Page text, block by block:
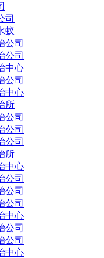
司
蚁
公司
公司
中心
公司
中心
所
公司
公司
公司
所
中心
公司
公司
公司
中心
公司
公司
中心